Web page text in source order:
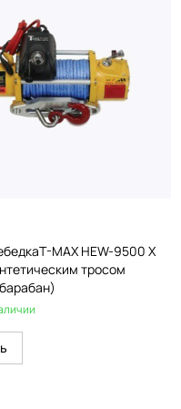
MAX HEW-9500 X
тросом